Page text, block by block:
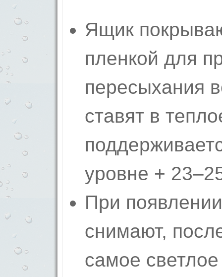
Ящик
пленкой для
пересыхания
ставят в
уровне +
При
снимают,
самое